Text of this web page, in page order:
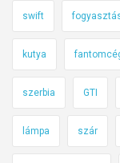
swift
kutya
szerbia GTI
lámpa szár